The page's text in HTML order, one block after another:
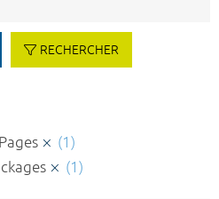
RECHERCHER
(1)
(1)